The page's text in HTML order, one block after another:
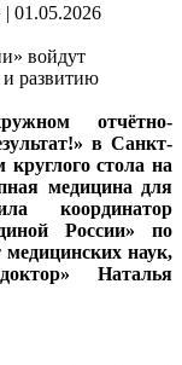
отчётно-
в Санкт-
стола на
медицина для
координатор
России» по
медицинских наук,
Наталья